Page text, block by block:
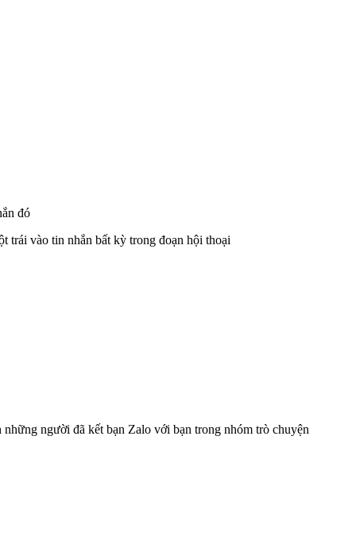
đó
trái vào tin nhắn bất kỳ trong đoạn hội thoại
người đã kết bạn Zalo với bạn trong nhóm trò chuyện